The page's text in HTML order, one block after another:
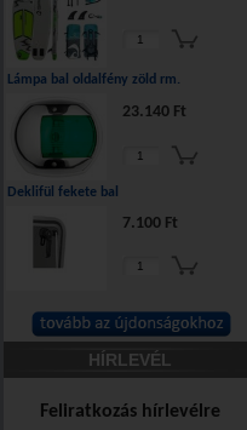
Lámpa bal oldalfény zöld rm.
23.140 Ft
Deklifül fekete bal
7.100 Ft
HÍRLEVÉL
Feliratkozás hírlevélre